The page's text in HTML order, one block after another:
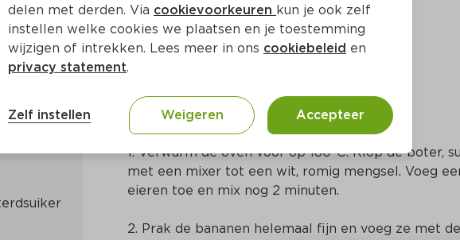
Ca. 20 Min Amerikaans
Bereidingswijze
1. Verwarm de oven voor op 180°C. Klop de boter,
met een mixer tot een wit, romig mengsel. Voeg
eieren toe en mix nog 2 minuten.
2. Prak de bananen helemaal fijn en voeg ze met
delen met derden. Via cookievoorkeuren kun je ook zelf
instellen welke cookies we plaatsen en je toestemming
wijzigen of intrekken. Lees meer in ons cookiebeleid en
privacy statement.
Zelf instellen Weigeren Accepteer